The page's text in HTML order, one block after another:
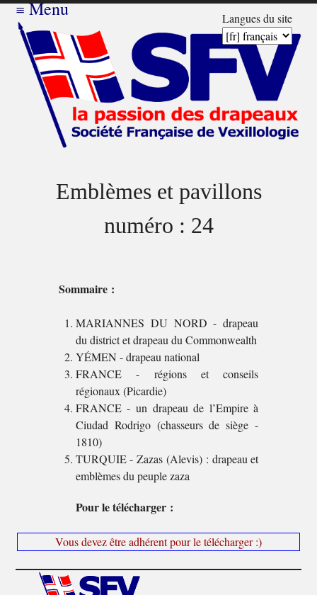
Langues du site
≡Menu
Emblèmes et pavillons
numéro : 24
Sommaire :
MARIANNES DU NORD - drapeau
du district et drapeau du Commonwealth
YÉMEN - drapeau national
FRANCE - régions et conseils
régionaux (Picardie)
FRANCE - un drapeau de l’Empire à
Ciudad Rodrigo (chasseurs de siège -
1810)
TURQUIE - Zazas (Alevis) : drapeau et
emblèmes du peuple zaza
Pour le télécharger :
Vous devez être adhérent pour le télécharger :)